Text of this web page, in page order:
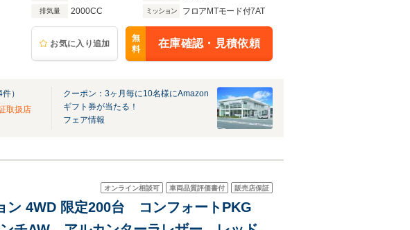
排気量 2000CC ミッション フロアMTモード付7AT
お気に入り追加
無
料
在庫確認・見積依頼
件）
取扱店
クーポン：3ヶ月毎に10名様にAmazon
ギフト券が当たる！
フェア情報
オンライン相談可 車両品質評価書付 販売店保証